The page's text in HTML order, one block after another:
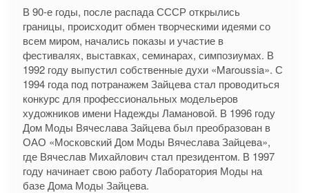
В 90-е годы, после распада СССР открылись
границы, происходит обмен творческими идеями со
всем миром, начались показы и участие в
фестивалях, выставках, семинарах, симпозиумах. В
1992 году выпустил собственные духи «Maroussia». С
1994 года под потранажем Зайцева стал проводиться
конкурс для профессиональных модельеров
художников имени Надежды Ламановой. В 1996 году
Дом Моды Вячеслава Зайцева был преобразован в
ОАО «Московский Дом Моды Вячеслава Зайцева»,
где Вячеслав Михайлович стал президентом. В 1997
году начинает свою работу Лаборатория Моды на
базе Дома Моды Зайцева.